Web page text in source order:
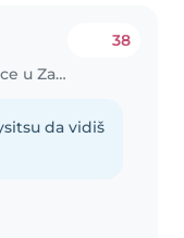
Posao čuvanja djece u Zagreb
38
da vidiš